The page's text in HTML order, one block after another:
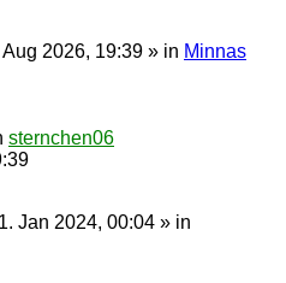
Aug 2026, 19:39 » in Minnas
sternchen06
Jan 2024, 00:04 » in